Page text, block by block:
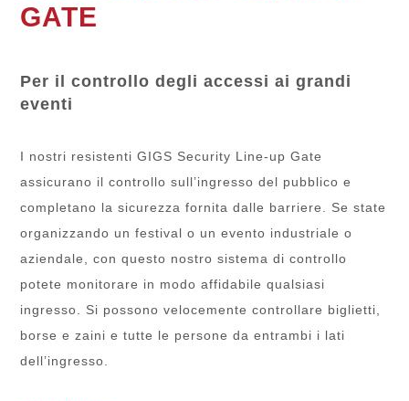
GATE
Per il controllo degli accessi ai grandi
eventi
I nostri resistenti GIGS Security Line-up Gate
assicurano il controllo sull’ingresso del pubblico e
completano la sicurezza fornita dalle barriere. Se state
organizzando un festival o un evento industriale o
aziendale, con questo nostro sistema di controllo
potete monitorare in modo affidabile qualsiasi
ingresso. Si possono velocemente controllare biglietti,
borse e zaini e tutte le persone da entrambi i lati
dell’ingresso.